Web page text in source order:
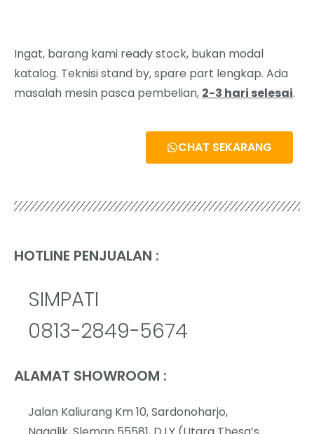
Ingat, barang kami ready stock, bukan modal
katalog. Teknisi stand by, spare part lengkap. Ada
masalah mesin pasca pembelian, 2-3 hari selesai.
CHAT SEKARANG
HOTLINE PENJUALAN :
SIMPATI
0813-2849-5674
ALAMAT SHOWROOM :
Jalan Kaliurang Km 10, Sardonoharjo,